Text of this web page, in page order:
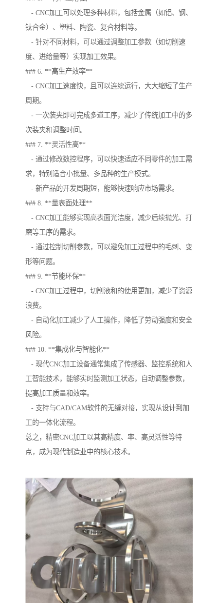
- CNC加工可以处理多种材料，包括金属（如铝、钢、
钛合金）、塑料、陶瓷、复合材料等。
- 针对不同材料，可以通过调整加工参数（如切削速
度、进给量等）实现加工效果。
### 6. **高生产效率**
- CNC加工速度快，且可以连续运行，大大缩短了生产
周期。
- 一次装夹即可完成多道工序，减少了传统加工中的多
次装夹和调整时间。
### 7. **灵活性高**
- 通过修改数控程序，可以快速适应不同零件的加工需
求，特别适合小批量、多品种的生产模式。
- 新产品的开发周期短，能够快速响应市场需求。
### 8. **量表面处理**
- CNC加工能够实现高表面光洁度，减少后续抛光、打
磨等工序的需求。
- 通过控制切削参数，可以避免加工过程中的毛刺、变
形等问题。
### 9. **节能环保**
- CNC加工过程中，切削液和的使用更加，减少了资源
浪费。
- 自动化加工减少了人工操作，降低了劳动强度和安全
风险。
### 10. **集成化与智能化**
- 现代CNC加工设备通常集成了传感器、监控系统和人
工智能技术，能够实时监测加工状态，自动调整参数，
提高加工质量和效率。
- 支持与CAD/CAM软件的无缝对接，实现从设计到加
工的一体化流程。
总之，精密CNC加工以其高精度、率、高灵活性等特
点，成为现代制造业中的核心技术。